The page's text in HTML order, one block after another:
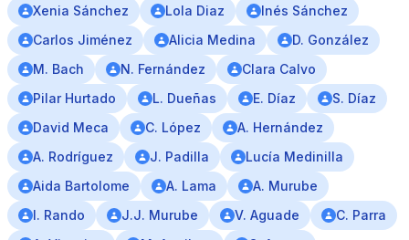
Xenia Sánchez
Lola Diaz
Inés Sánchez
Carlos Jiménez
Alicia Medina
D. González
M. Bach
N. Fernández
Clara Calvo
Pilar Hurtado
L. Dueñas E. Díaz
S. Díaz
David Meca
C. López
A. Hernández
A. Rodríguez
J. Padilla
Lucía Medinilla
Aida Bartolome
A. Lama
A. Murube
I. Rando
J.J. Murube V. Aguade
C. Parra